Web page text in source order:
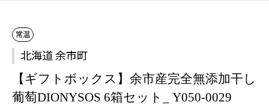
常温
北海道 余市町
【ギフトボックス】余市産完全無添加干し
葡萄DIONYSOS 6箱セット_ Y050-0029